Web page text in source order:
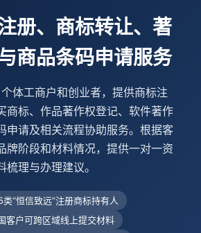
册、商标转让、著
商品条码申请服务
体工商户和创业者，提供商标注
商标、作品著作权登记、软件著作
申请及相关流程协助服务。根据客
牌阶段和材料情况，提供一对一资
梳理与办理建议。
“恒信致远”注册商标持有人
客户可跨区域线上提交材料